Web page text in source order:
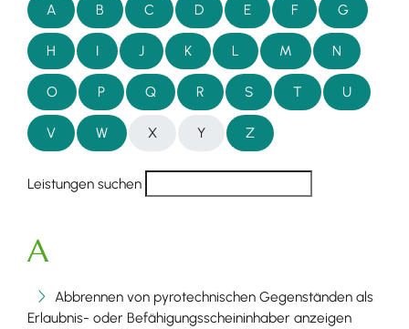
A B C D E F G
H I J K L M N
O P Q R S T U
V W X Y Z
Leistungen suchen
A
Abbrennen von pyrotechnischen Gegenständen als
Erlaubnis- oder Befähigungsscheininhaber anzeigen